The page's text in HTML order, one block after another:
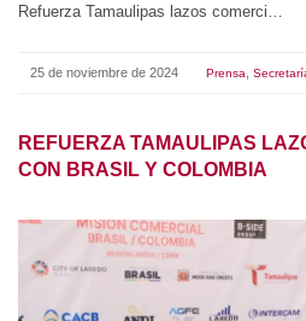
Refuerza Tamaulipas lazos comerciales con Brasil y Colombia
25 de noviembre de 2024 Prensa,Secretaría
REFUERZA TAMAULIPAS
BRASIL Y COLOMBIA